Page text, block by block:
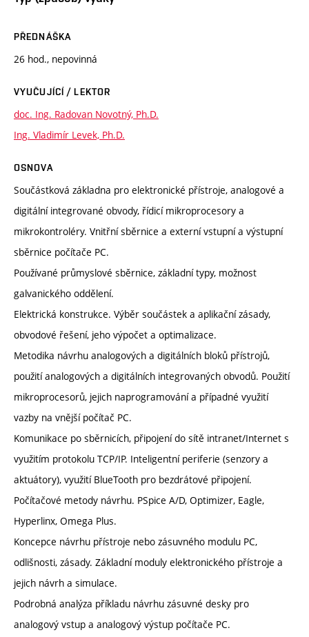
PŘEDNÁŠKA
26 hod., nepovinná
VYUČUJÍCÍ / LEKTOR
doc. Ing. Radovan Novotný, Ph.D.
Ing. Vladimír Levek, Ph.D.
OSNOVA
Součástková základna pro elektronické přístroje, analogové a
digitální integrované obvody, řídicí mikroprocesory a
mikrokontroléry. Vnitřní sběrnice a externí vstupní a výstupní
sběrnice počítače PC.
Používané průmyslové sběrnice, základní typy, možnost
galvanického oddělení.
Elektrická konstrukce. Výběr součástek a aplikační zásady,
obvodové řešení, jeho výpočet a optimalizace.
Metodika návrhu analogových a digitálních bloků přístrojů,
použití analogových a digitálních integrovaných obvodů. Použití
mikroprocesorů, jejich naprogramování a případné využití
vazby na vnější počítač PC.
Komunikace po sběrnicích, připojení do sítě intranet/Internet s
využitím protokolu TCP/IP. Inteligentní periferie (senzory a
aktuátory), využití BlueTooth pro bezdrátové připojení.
Počítačové metody návrhu. PSpice A/D, Optimizer, Eagle,
Hyperlinx, Omega Plus.
Koncepce návrhu přístroje nebo zásuvného modulu PC,
odlišnosti, zásady. Základní moduly elektronického přístroje a
jejich návrh a simulace.
Podrobná analýza příkladu návrhu zásuvné desky pro
analogový vstup a analogový výstup počítače PC.